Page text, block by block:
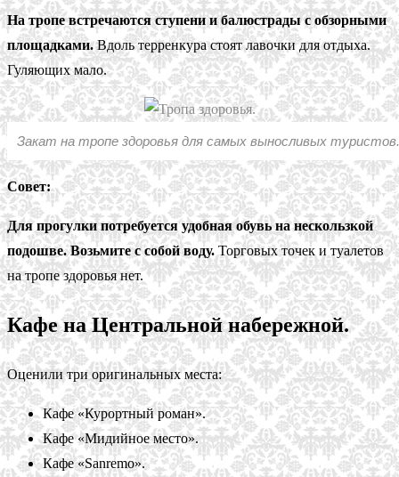
На тропе встречаются ступени и балюстрады с обзорными
площадками.Вдоль терренкура стоят лавочки для отдыха.
Гуляющих мало.
Закат на тропе здоровья для самых выносливых туристов.
Совет:
Для прогулки потребуется удобная обувь на нескользкой
подошве. Возьмите с собой воду. Торговых точек и туалетов
на тропе здоровья нет.
Кафе на Центральной набережной.
Оценили три оригинальных места:
Кафе «Курортный роман».
Кафе «Мидийное место».
Кафе «Sanremo».